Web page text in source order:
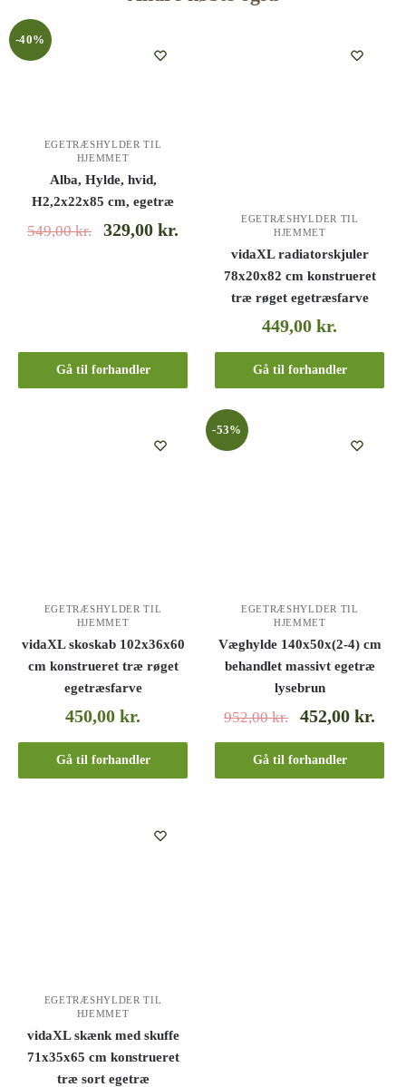
-40%
EGETRÆSHYLDER TIL
HJEMMET
Alba, Hylde, hvid,
H2,2x22x85 cm, egetræ
549,00kr. 329,00kr.
Gå til forhandler
EGETRÆSHYLDER TIL
HJEMMET
vidaXL radiatorskjuler
78x20x82 cm konstrueret
træ røget egetræsfarve
449,00kr.
Gå til forhandler
EGETRÆSHYLDER TIL
HJEMMET
vidaXL skoskab 102x36x60
cm konstrueret træ røget
egetræsfarve
450,00kr.
Gå til forhandler
-53%
EGETRÆSHYLDER TIL
HJEMMET
Væghylde 140x50x(2-4) cm
behandlet massivt egetræ
lysebrun
952,00kr. 452,00kr.
Gå til forhandler
EGETRÆSHYLDER TIL
HJEMMET
vidaXL skænk med skuffe
71x35x65 cm konstrueret
træ sort egetræ